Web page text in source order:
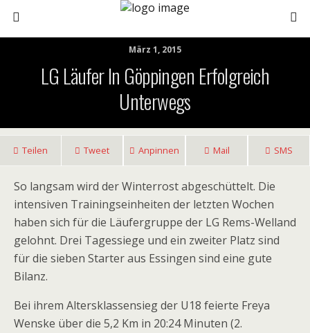
März 1, 2015
LG Läufer In Göppingen Erfolgreich
Unterwegs
Teilen Tweet Anpinnen Mail SMS
So langsam wird der Winterrost abgeschüttelt. Die
intensiven Trainingseinheiten der letzten Wochen
haben sich für die Läufergruppe der LG Rems-Welland
gelohnt. Drei Tagessiege und ein zweiter Platz sind
für die sieben Starter aus Essingen sind eine gute
Bilanz.
Bei ihrem Altersklassensieg der U18 feierte Freya
Wenske über die 5,2 Km in 20:24 Minuten (2.